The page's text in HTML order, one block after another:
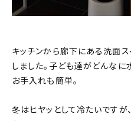
キッチンから廊下にある洗面
しました。子ども達がどんなに
お手入れも簡単。
冬はヒヤッとして冷たいですが